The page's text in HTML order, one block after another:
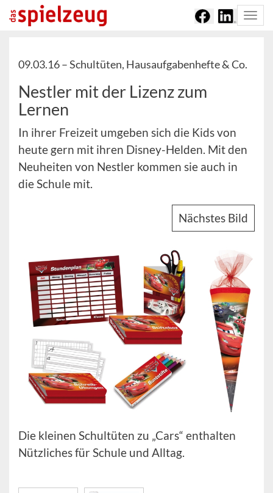
09.03.16 –Schultüten, Hausaufgabenhefte & Co.
Nestler mit der Lizenz zum
Lernen
In ihrer Freizeit umgeben sich die Kids von
heute gern mit ihren Disney-Helden. Mit den
Neuheiten von Nestler kommen sie auch in
die Schule mit.
Nächstes Bild
Die kleinen Schultüten zu „Cars“ enthalten
Nützliches für Schule und Alltag.